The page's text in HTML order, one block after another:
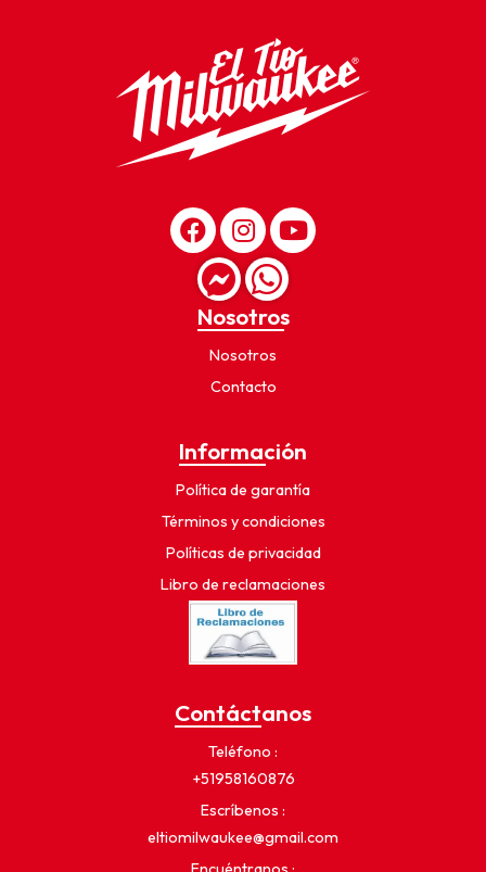
Nosotros
Nosotros
Contacto
Información
Política de garantía
Términos y condiciones
Políticas de privacidad
Libro de reclamaciones
Contáctanos
Teléfono
+51958160876
Escríbenos
eltiomilwaukee@gmail.com